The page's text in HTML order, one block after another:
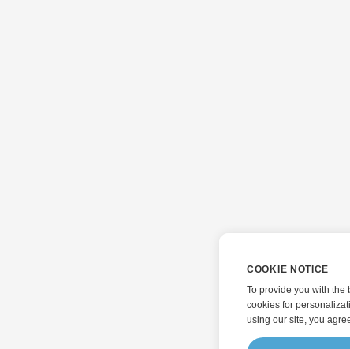
COOKIE NOTICE
To provide you with the
cookies for
using our site, you